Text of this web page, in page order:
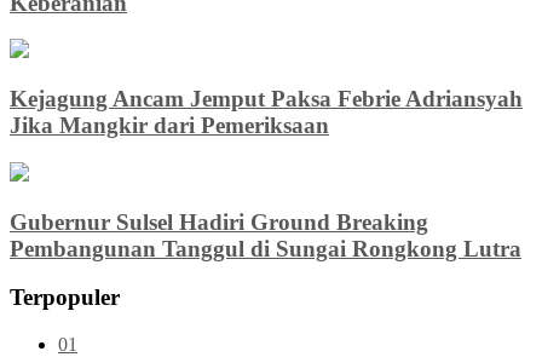
Kejagung Ancam Jemput Paksa Febrie Adriansyah
Jika Mangkir dari Pemeriksaan
Gubernur Sulsel Hadiri Ground Breaking
Pembangunan Tanggul di Sungai Rongkong Lutra
Terpopuler
01